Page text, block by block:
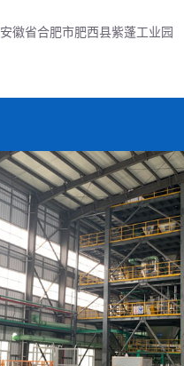
安徽省合肥市肥西县紫蓬工业园